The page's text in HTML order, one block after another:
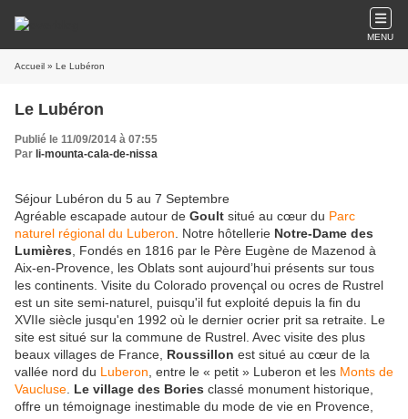
MENU
Accueil » Le Lubéron
Le Lubéron
Publié le 11/09/2014 à 07:55
Par li-mounta-cala-de-nissa
Séjour Lubéron du 5 au 7 Septembre
Agréable escapade autour de Goult situé au cœur du Parc
naturel régional du Luberon . Notre hôtellerie Notre-Dame des
Lumières , Fondés en 1816 par le Père Eugène de Mazenod à
Aix-en-Provence, les Oblats sont aujourd’hui présents sur tous
les continents. Visite du Colorado provençal ou ocres de Rustrel
est un site semi-naturel, puisqu'il fut exploité depuis la fin du
XVIIe siècle jusqu'en 1992 où le dernier ocrier prit sa retraite. Le
site est situé sur la commune de Rustrel. Avec visite des plus
beaux villages de France, Roussillon est situé au cœur de la
vallée nord du Luberon , entre le « petit » Luberon et les Monts de
Vaucluse Le village des Bories classé monument historique,
offre un témoignage inestimable du mode de vie en Provence,